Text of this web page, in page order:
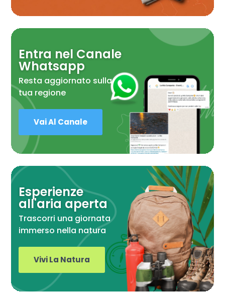
Entra nel Canale
Whatsapp
Resta aggiornato sulla
tua regione
Vai Al Canale
Esperienze
all'aria aperta
Trascorri una giornata
immerso nella natura
Vivi La Natura